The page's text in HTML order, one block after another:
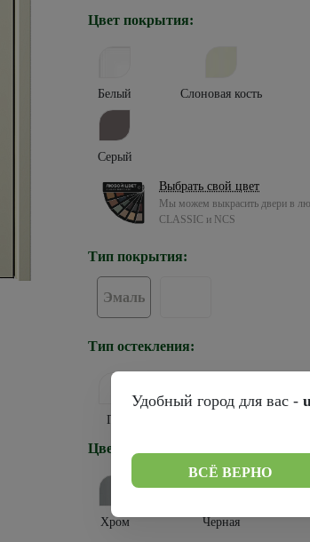
Цвет покрытия:
Белый Слоновая кость
Серый
Выбрать свой цвет
Мы можем выкрасить двери в
CLASSIC и NCS
Тип покрытия:
Эмаль
Тип остекления:
ПГ
Цвет кромки:
Хром Черная
Удобный город для вас -
ВСЁ ВЕРНО